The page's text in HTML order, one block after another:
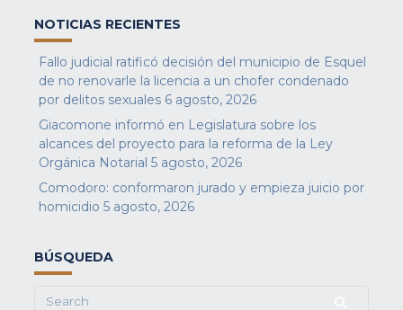
NOTICIAS RECIENTES
Fallo judicial ratificó decisión del municipio de Esquel
de no renovarle la licencia a un chofer condenado
por delitos sexuales 6 agosto, 2026
Giacomone informó en Legislatura sobre los
alcances del proyecto para la reforma de la Ley
Orgánica Notarial 5 agosto, 2026
Comodoro: conformaron jurado y empieza juicio por
homicidio 5 agosto, 2026
BÚSQUEDA